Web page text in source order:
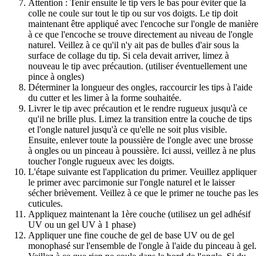
Attention : Tenir ensuite le tip vers le bas pour éviter que la
colle ne coule sur tout le tip ou sur vos doigts. Le tip doit
maintenant être appliqué avec l'encoche sur l'ongle de manière
à ce que l'encoche se trouve directement au niveau de l'ongle
naturel. Veillez à ce qu'il n'y ait pas de bulles d'air sous la
surface de collage du tip. Si cela devait arriver, limez à
nouveau le tip avec précaution. (utiliser éventuellement une
pince à ongles)
Déterminer la longueur des ongles, raccourcir les tips à l'aide
du cutter et les limer à la forme souhaitée.
Livrer le tip avec précaution et le rendre rugueux jusqu'à ce
qu'il ne brille plus. Limez la transition entre la couche de tips
et l'ongle naturel jusqu'à ce qu'elle ne soit plus visible.
Ensuite, enlever toute la poussière de l'ongle avec une brosse
à ongles ou un pinceau à poussière. Ici aussi, veillez à ne plus
toucher l'ongle rugueux avec les doigts.
L'étape suivante est l'application du primer. Veuillez appliquer
le primer avec parcimonie sur l'ongle naturel et le laisser
sécher brièvement. Veillez à ce que le primer ne touche pas les
cuticules.
Appliquez maintenant la 1ère couche (utilisez un gel adhésif
UV ou un gel UV à 1 phase)
Appliquer une fine couche de gel de base UV ou de gel
monophasé sur l'ensemble de l'ongle à l'aide du pinceau à gel.